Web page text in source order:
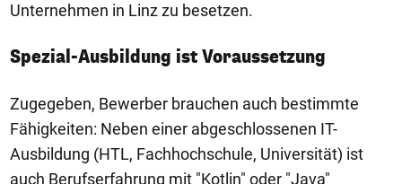
Unternehmen in Linz zu besetzen.
Spezial-Ausbildung ist Voraussetzung
Zugegeben, Bewerber brauchen auch bestimmte
Fähigkeiten: Neben einer abgeschlossenen IT-
Ausbildung (HTL, Fachhochschule, Universität) ist
auch Berufserfahrung mit "Kotlin" oder "Java"